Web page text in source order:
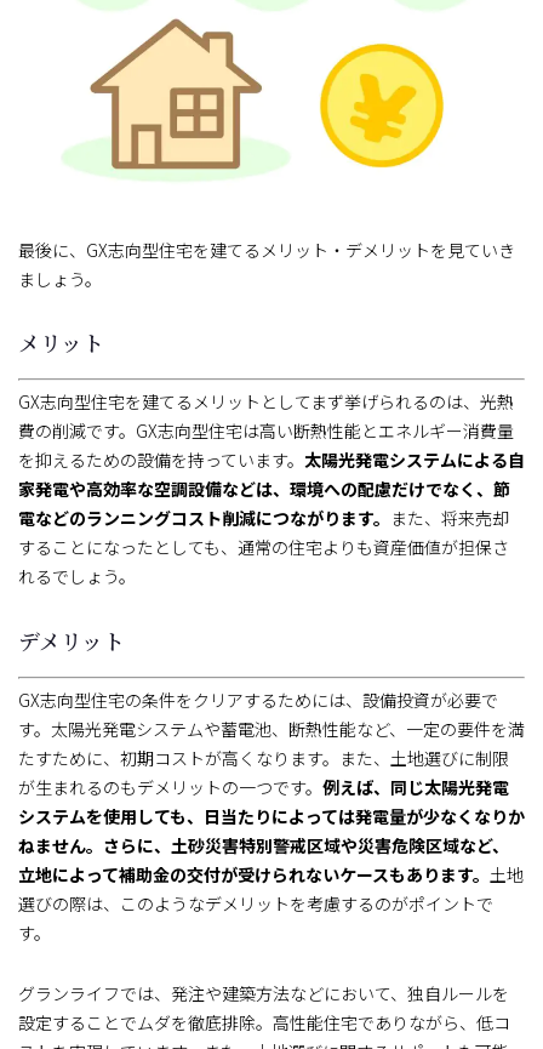
最後に、GX志向型住宅を建てるメリット・デメリットを見ていき
ましょう。
メリット
GX志向型住宅を建てるメリットとしてまず挙げられるのは、光熱
費の削減です。GX志向型住宅は高い断熱性能とエネルギー消費量
を抑えるための設備を持っています。 太陽光発電システムによる自
家発電や高効率な空調設備などは、環境への配慮だけでなく、節
電などのランニングコスト削減につながります。 また、将来売却
することになったとしても、通常の住宅よりも資産価値が担保さ
れるでしょう。
デメリット
GX志向型住宅の条件をクリアするためには、設備投資が必要で
す。太陽光発電システムや蓄電池、断熱性能など、一定の要件を満
たすために、初期コストが高くなります。また、土地選びに制限
が生まれるのもデメリットの一つです。 例えば、同じ太陽光発電
システムを使用しても、日当たりによっては発電量が少なくなりか
ねません。さらに、土砂災害特別警戒区域や災害危険区域など、
立地によって補助金の交付が受けられないケースもあります。 土地
選びの際は、このようなデメリットを考慮するのがポイントで
す。
グランライフでは、発注や建築方法などにおいて、独自ルールを
設定することでムダを徹底排除。高性能住宅でありながら、低コ